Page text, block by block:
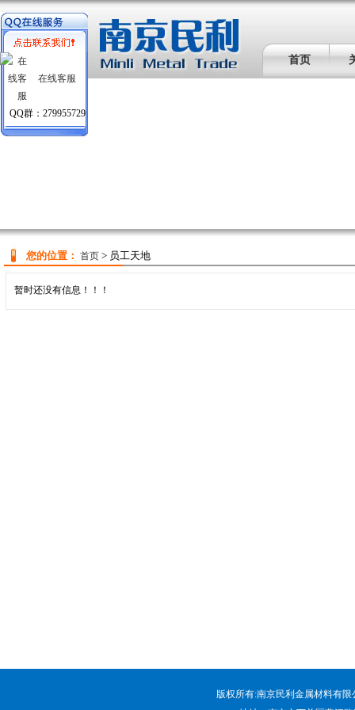
首页
您的位置： 首页 > 员工天地
暂时还没有信息！！！
版权所有:南京民利金属材料有
在线客服
QQ群：279955729